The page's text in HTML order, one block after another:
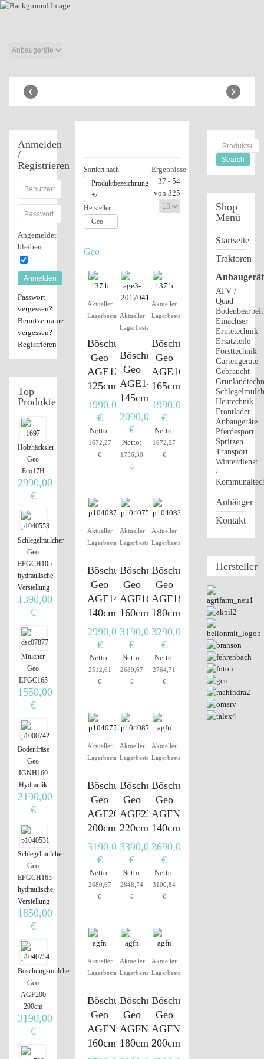
Anhänger Shop
›
‹
Sortiert nach
Produktbezeichnung
+/-
Hersteller:
Geo
Ergebnisse
37 - 54
von 325
Geo
Aktueller
Lagerbestand
Böschungsmulcher
Geo
AGE125
125cm
1990,00
€
Netto:
1672,27
€
Aktueller
Lagerbestand
Böschungsmulcher
Geo
AGE145
145cm
2090,00
€
Netto:
1756,30
€
Aktueller
Lagerbestand
Böschungsmulcher
Geo
AGE165
165cm
1990,00
€
Netto:
1672,27
€
Aktueller
Lagerbestand
Böschungsmulcher
Geo
AGF140
140cm
2990,01
€
Netto:
2512,61
€
Aktueller
Lagerbestand
Böschungsmulcher
Geo
AGF160
160cm
3190,00
€
Netto:
2680,67
€
Aktueller
Lagerbestand
Böschungsmulcher
Geo
AGF180
180cm
3290,00
€
Netto:
2764,71
€
Aktueller
Lagerbestand
Böschungsmulcher
Geo
AGF200
200cm
3190,00
€
Netto:
2680,67
€
Aktueller
Lagerbestand
Böschungsmulcher
Geo
AGF220
220cm
3390,00
€
Netto:
2848,74
€
Aktueller
Lagerbestand
Böschungsmulcher
Geo
AGFN140
140cm
3690,00
€
Netto:
3100,84
€
Aktueller
Lagerbestand
Böschungsmulcher
Geo
AGFN160
160cm
Aktueller
Lagerbestand
Böschungsmulcher
Geo
AGFN180
180cm
Aktueller
Lagerbestand
Böschungsmulcher
Geo
AGFN200
200cm
Anmelden
/
Registrieren
Angemeldet
bleiben
Anmelden
Passwort
vergessen?
Benutzername
vergessen?
Registrieren
Top
Produkte
Holzhäcksler
Geo
Eco17H
2990,00
€
Schlegelmulcher
Geo
EFGCH105
hydraulische
Verstellung
1390,00
€
Mulcher
Geo
EFGC165
1550,00
€
Bodenfräse
Geo
IGNH160
Hydraulik
2190,00
€
Schlegelmulcher
Geo
EFGCH165
hydraulische
Verstellung
1850,00
€
Böschungsmulcher
Geo
AGF200
200cm
3190,00
€
Shop
Menü
Startseite
Traktoren
ATV /
Quad
Einachser
Erntetechnik
Ersatzteile
Forsttechnik
Gartengeräte
Gebraucht
Heutechnik
Frontlader-
Anbaugeräte
Pferdesport
Spritzen
Transport
Winterdienst
/
Anhänger
Kontakt
Hersteller